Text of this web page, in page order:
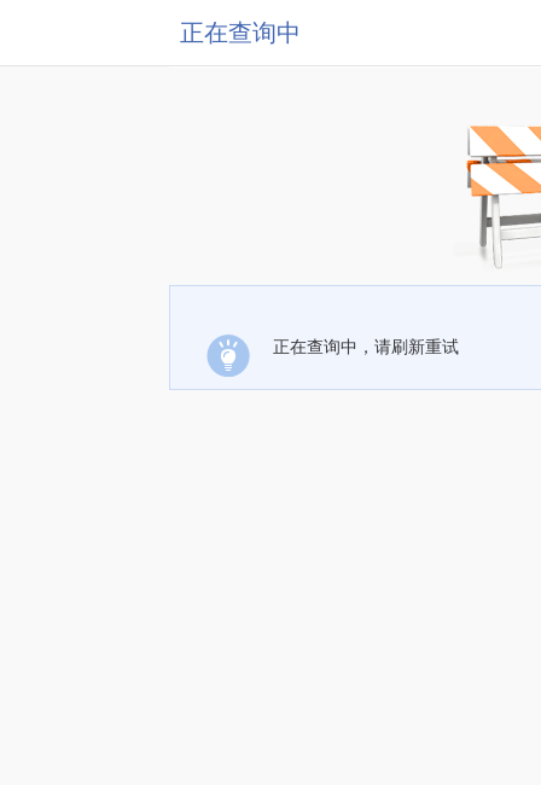
正在查询中
正在查询中，请刷新重试